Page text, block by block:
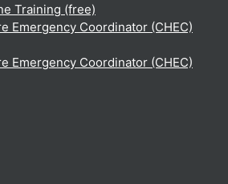
Training (free)
Emergency Coordinator (CHEC)
Emergency Coordinator (CHEC)